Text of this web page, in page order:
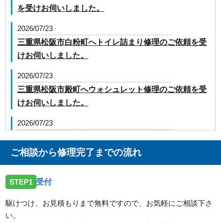
を受けお伺いしました。
2026/07/23
三重県松阪市白粉町へトイレ詰まり修理のご依頼を受
けお伺いしました。
2026/07/23
三重県松阪市殿町へウォシュレット修理のご依頼を受
けお伺いしました。
2026/07/23
けお伺いしました。
三重県松阪市嬉野上野町へ台所蛇口の水漏れ修理のご
ご相談から修理完了までの流れ
STEP1 受付
駆けつけ、お見積もりまで無料ですので、お気軽にご相談下さ
い。